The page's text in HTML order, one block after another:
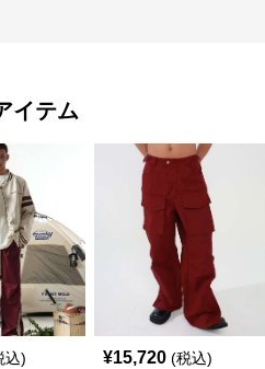
イテム
込) ¥15,720 (税込)